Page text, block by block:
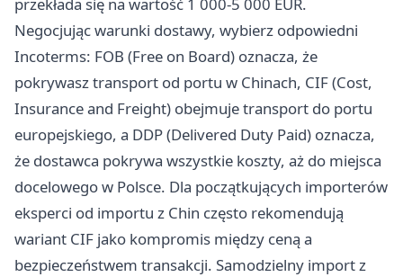
przekłada się na wartość 1 000-5 000 EUR.
Negocjując warunki dostawy, wybierz odpowiedni
Incoterms: FOB (Free on Board) oznacza, że
pokrywasz transport od portu w Chinach, CIF (Cost,
Insurance and Freight) obejmuje transport do portu
europejskiego, a DDP (Delivered Duty Paid) oznacza,
że dostawca pokrywa wszystkie koszty, aż do miejsca
docelowego w Polsce. Dla początkujących importerów
eksperci od importu z Chin często rekomendują
wariant CIF jako kompromis między ceną a
bezpieczeństwem transakcji. Samodzielny import z